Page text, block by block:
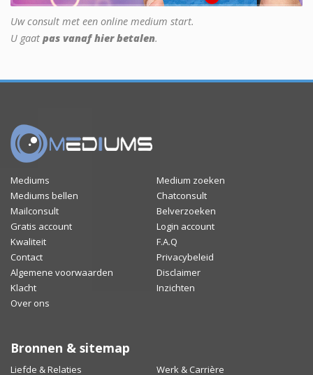
Uw consult met een online medium start.
U gaat pas vanaf hier betalen.
Mediums
Medium zoeken
Mediums bellen
Chatconsult
Mailconsult
Belverzoeken
Gratis account
Login account
Kwaliteit
F.A.Q
Contact
Privacybeleid
Algemene voorwaarden
Disclaimer
Klacht
Inzichten
Over ons
Bronnen & sitemap
Liefde & Relaties Werk & Carrière